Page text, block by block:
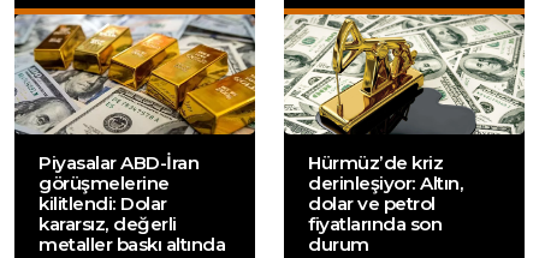
Piyasalar ABD-İran
görüşmelerine
kilitlendi: Dolar
kararsız, değerli
metaller baskı altında
Hürmüz’de kriz
derinleşiyor: Altın,
dolar ve petrol
fiyatlarında son
durum